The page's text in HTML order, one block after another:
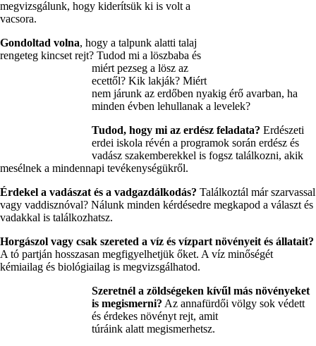
megvizsgálunk, hogy kiderítsük ki is volt a
vacsora.
Gondoltad volna, hogy a talpunk alatti talaj
rengeteg kincset rejt? Tudod mi a löszbaba és
miért pezseg a lösz az
ecettől? Kik lakják? Miért
nem járunk az erdőben nyakig érő avarban, ha
minden évben lehullanak a levelek?
Tudod, hogy mi az erdész feladata? Erdészeti
erdei iskola révén a programok során erdész és
vadász szakemberekkel is fogsz találkozni, akik
mesélnek a mindennapi tevékenységükről.
Érdekel a vadászat és a vadgazdálkodás? Találkoztál már szarvassal
vagy vaddisznóval? Nálunk minden kérdésedre megkapod a választ és
vadakkal is találkozhatsz.
Horgászol vagy csak szereted a víz és vízpart növényeit és állatait?
A tó partján hosszasan megfigyelhetjük őket. A víz minőségét
kémiailag és biológiailag is megvizsgálhatod.
Szeretnél a zöldségeken kívűl más növényeket
is megismerni? Az annafürdői völgy sok védett
és érdekes növényt rejt, amit
túráink alatt megismerhetsz.